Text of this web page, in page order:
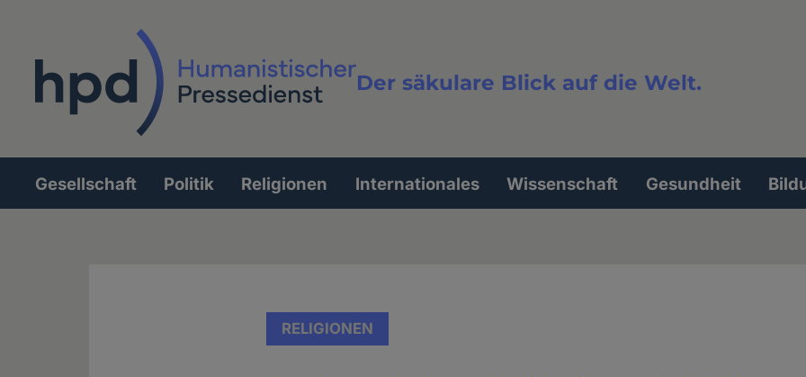
Der säkulare Blick auf die Welt.
Volltextsuche
Hauptnavigation
Gesellschaft Politik Religionen Internationales Wissenschaft Gesundheit
RELIGIONEN